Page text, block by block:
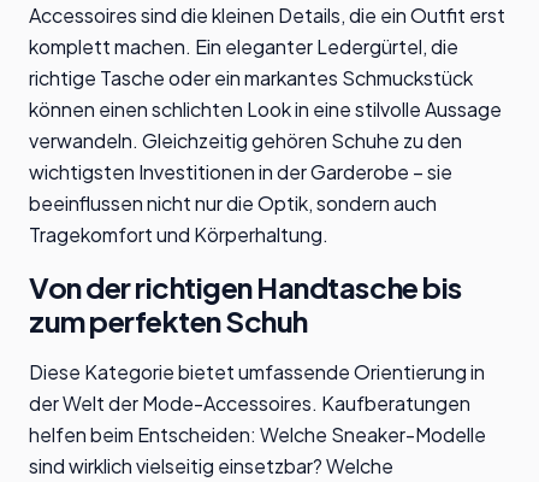
Accessoires sind die kleinen Details, die ein Outfit erst
komplett machen. Ein eleganter Ledergürtel, die
richtige Tasche oder ein markantes Schmuckstück
können einen schlichten Look in eine stilvolle Aussage
verwandeln. Gleichzeitig gehören Schuhe zu den
wichtigsten Investitionen in der Garderobe – sie
beeinflussen nicht nur die Optik, sondern auch
Tragekomfort und Körperhaltung.
Von der richtigen Handtasche bis
zum perfekten Schuh
Diese Kategorie bietet umfassende Orientierung in
der Welt der Mode-Accessoires. Kaufberatungen
helfen beim Entscheiden: Welche Sneaker-Modelle
sind wirklich vielseitig einsetzbar? Welche